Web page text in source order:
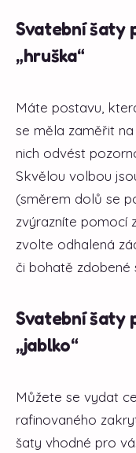
Svatební šaty
„hruška“
Máte postavu,
se měla zaměřit
nich odvést
Skvělou volbou
(směrem dolů se
zvýrazníte pomocí
zvolte odhalená
či bohatě zdobené
Svatební šaty
„jablko“
Můžete se vydat
rafinovaného
šaty vhodné pro